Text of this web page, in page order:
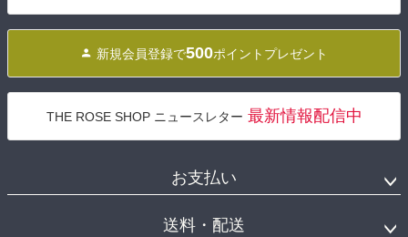
へ
新規会員登録で500ポイントプレゼント
THE ROSE SHOP ニュースレター 最新情報配信中
お支払い
送料・配送